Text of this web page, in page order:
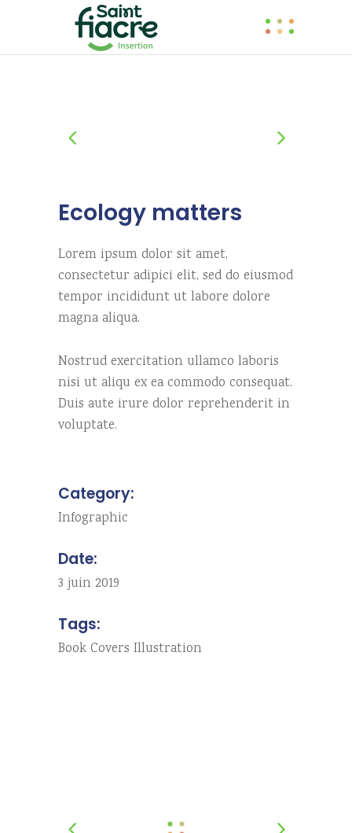
Ecology matters
Lorem ipsum dolor sit amet,
consectetur adipici elit, sed do eiusmod
tempor incididunt ut labore dolore
magna aliqua.
Nostrud exercitation ullamco laboris
nisi ut aliqu ex ea commodo consequat.
Duis aute irure dolor reprehenderit in
voluptate.
Category:
Infographic
Date:
3 juin 2019
Tags:
Book Covers Illustration